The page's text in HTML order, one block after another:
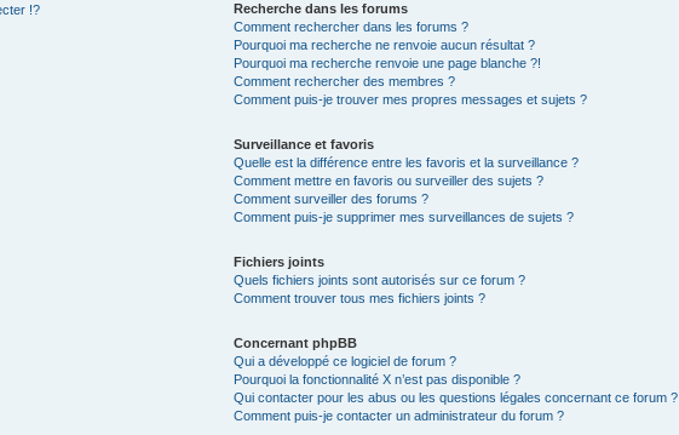
!?
Recherche dans les forums
Comment rechercher dans les forums ?
Pourquoi ma recherche ne renvoie aucun résultat ?
Pourquoi ma recherche renvoie une page blanche ?!
Comment rechercher des membres ?
Comment puis-je trouver mes propres messages et sujets ?
Surveillance et favoris
Quelle est la différence entre les favoris et la surveillance ?
Comment mettre en favoris ou surveiller des sujets ?
Comment surveiller des forums ?
Comment puis-je supprimer mes surveillances de sujets ?
Fichiers joints
Quels fichiers joints sont autorisés sur ce forum ?
Comment trouver tous mes fichiers joints ?
Concernant phpBB
Qui a développé ce logiciel de forum ?
Pourquoi la fonctionnalité X n’est pas disponible ?
Qui contacter pour les abus ou les questions légales concernant ce forum ?
Comment puis-je contacter un administrateur du forum ?